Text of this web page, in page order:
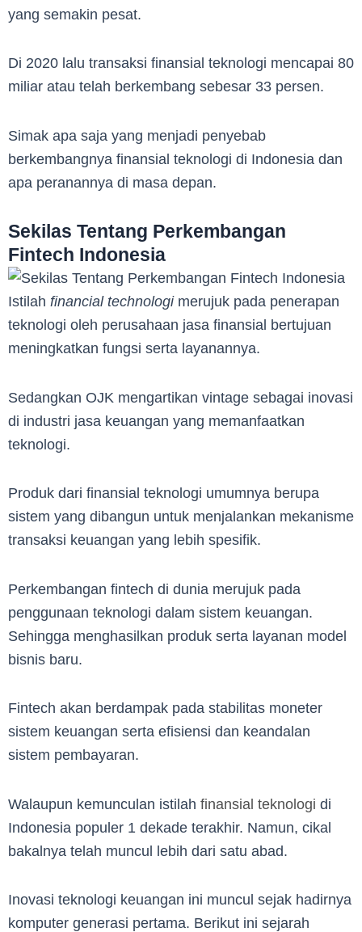
yang semakin pesat.
Di 2020 lalu transaksi finansial teknologi mencapai 80
miliar atau telah berkembang sebesar 33 persen.
Simak apa saja yang menjadi penyebab
berkembangnya finansial teknologi di Indonesia dan
apa peranannya di masa depan.
Sekilas Tentang Perkembangan
Fintech Indonesia
Istilah financial technologi merujuk pada penerapan
teknologi oleh perusahaan jasa finansial bertujuan
meningkatkan fungsi serta layanannya.
Sedangkan OJK mengartikan vintage sebagai inovasi
di industri jasa keuangan yang memanfaatkan
teknologi.
Produk dari finansial teknologi umumnya berupa
sistem yang dibangun untuk menjalankan mekanisme
transaksi keuangan yang lebih spesifik.
Perkembangan fintech di dunia merujuk pada
penggunaan teknologi dalam sistem keuangan.
Sehingga menghasilkan produk serta layanan model
bisnis baru.
Fintech akan berdampak pada stabilitas moneter
sistem keuangan serta efisiensi dan keandalan
sistem pembayaran.
Walaupun kemunculan istilah finansial teknologi di
Indonesia populer 1 dekade terakhir. Namun, cikal
bakalnya telah muncul lebih dari satu abad.
Inovasi teknologi keuangan ini muncul sejak hadirnya
komputer generasi pertama. Berikut ini sejarah